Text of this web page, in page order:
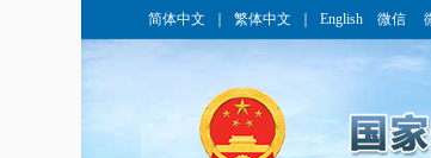
简体中文 繁体中文 English 微信